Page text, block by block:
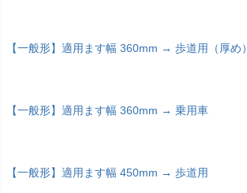
【一般形】適用ます幅 360mm → 歩道用（厚め）
【一般形】適用ます幅 360mm → 乗用車
【一般形】適用ます幅 450mm → 歩道用